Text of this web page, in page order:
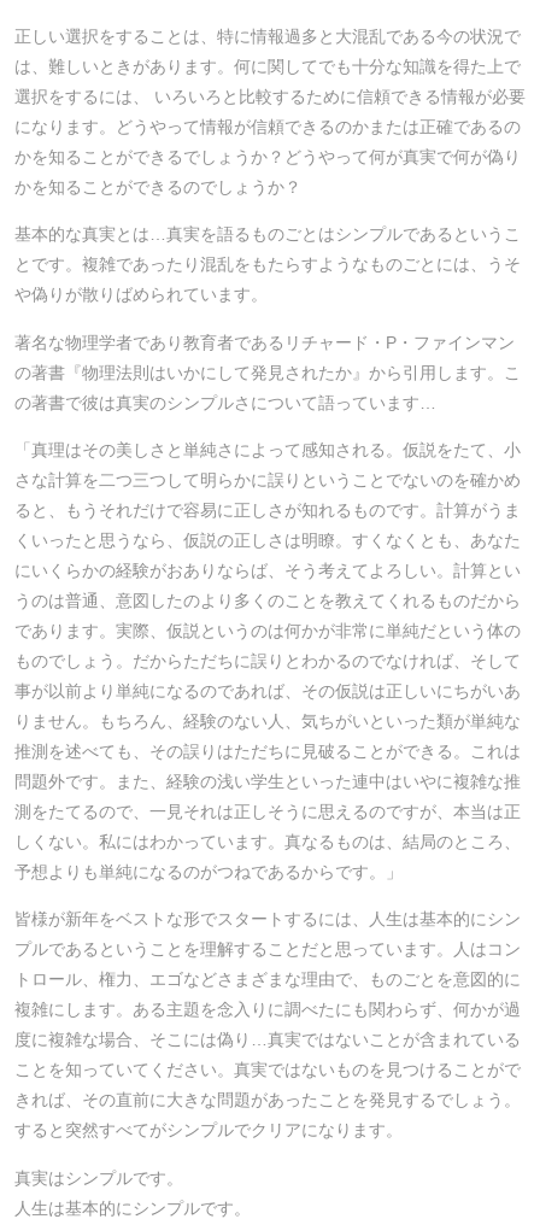
正しい選択をすることは、特に情報過多と大混乱である今の状況で
は、難しいときがあります。何に関してでも十分な知識を得た上で
選択をするには、 いろいろと比較するために信頼できる情報が必要
になります。どうやって情報が信頼できるのかまたは正確であるの
かを知ることができるでしょうか？どうやって何が真実で何が偽り
かを知ることができるのでしょうか？
基本的な真実とは…真実を語るものごとはシンプルであるというこ
とです。複雑であったり混乱をもたらすようなものごとには、うそ
や偽りが散りばめられています。
著名な物理学者であり教育者であるリチャード・P・ファインマン
の著書『物理法則はいかにして発見されたか』から引用します。こ
の著書で彼は真実のシンプルさについて語っています…
「真理はその美しさと単純さによって感知される。仮説をたて、小
さな計算を二つ三つして明らかに誤りということでないのを確かめ
ると、もうそれだけで容易に正しさが知れるものです。計算がうま
くいったと思うなら、仮説の正しさは明瞭。すくなくとも、あなた
にいくらかの経験がおありならば、そう考えてよろしい。計算とい
うのは普通、意図したのより多くのことを教えてくれるものだから
であります。実際、仮説というのは何かが非常に単純だという体の
ものでしょう。だからただちに誤りとわかるのでなければ、そして
事が以前より単純になるのであれば、その仮説は正しいにちがいあ
りません。もちろん、経験のない人、気ちがいといった類が単純な
推測を述べても、その誤りはただちに見破ることができる。これは
問題外です。また、経験の浅い学生といった連中はいやに複雑な推
測をたてるので、一見それは正しそうに思えるのですが、本当は正
しくない。私にはわかっています。真なるものは、結局のところ、
予想よりも単純になるのがつねであるからです。」
皆様が新年をベストな形でスタートするには、人生は基本的にシン
プルであるということを理解することだと思っています。人はコン
トロール、権力、エゴなどさまざまな理由で、ものごとを意図的に
複雑にします。ある主題を念入りに調べたにも関わらず、何かが過
度に複雑な場合、そこには偽り…真実ではないことが含まれている
ことを知っていてください。真実ではないものを見つけることがで
きれば、その直前に大きな問題があったことを発見するでしょう。
すると突然すべてがシンプルでクリアになります。
真実はシンプルです。
人生は基本的にシンプルです。